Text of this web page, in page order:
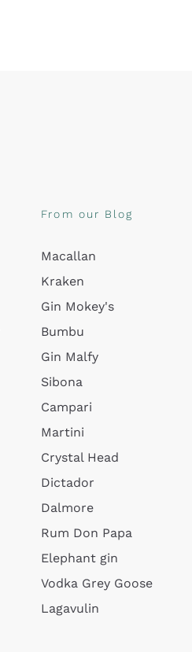
From our Blog
Macallan
Kraken
Gin Mokey's
Bumbu
Gin Malfy
Sibona
Campari
Martini
Crystal Head
Dictador
Dalmore
Rum Don Papa
Elephant gin
Vodka Grey Goose
Lagavulin